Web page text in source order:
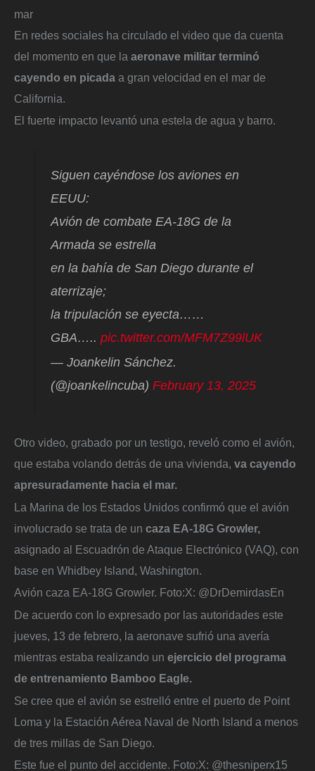
mar
En redes sociales ha circulado el video que da cuenta
del momento en que la aeronave militar terminó
cayendo en picada a gran velocidad en el mar de
California.
El fuerte impacto levantó una estela de agua y barro.
Siguen cayéndose los aviones en
EEUU:
Avión de combate EA-18G de la
Armada se estrella
en la bahía de San Diego durante el
aterrizaje;
la tripulación se eyecta……
GBA…..pic.twitter.com/MFM7Z99lUK
— Joankelin Sánchez.
(@joankelincuba)February 13, 2025
Otro video, grabado por un testigo, reveló como el avión,
que estaba volando detrás de una vivienda, va cayendo
apresuradamente hacia el mar.
La Marina de los Estados Unidos confirmó que el avión
involucrado se trata de un caza EA-18G Growler,
asignado al Escuadrón de Ataque Electrónico (VAQ), con
base en Whidbey Island, Washington.
Avión caza EA-18G Growler. Foto:X: @DrDemirdasEn
De acuerdo con lo expresado por las autoridades este
jueves, 13 de febrero, la aeronave sufrió una avería
mientras estaba realizando un ejercicio del programa
de entrenamiento Bamboo Eagle.
Se cree que el avión se estrelló entre el puerto de Point
Loma y la Estación Aérea Naval de North Island a menos
de tres millas de San Diego.
Este fue el punto del accidente. Foto:X: @thesniperx15